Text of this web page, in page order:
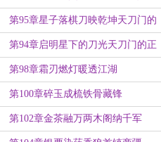
上相携
第95章星子落棋刀映乾坤天刀门的
侠义棋局
第94章启明星下的刀光天刀门的正
义远征
第98章霜刃燃灯暖透江湖
第100章碎玉成梳铁骨藏锋
第102章金茶融万两木阁纳千军